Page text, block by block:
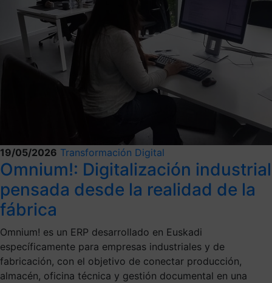
19/05/2026 Transformación Digital
Omnium!: Digitalización industrial
pensada desde la realidad de la
fábrica
Omnium! es un ERP desarrollado en Euskadi
específicamente para empresas industriales y de
fabricación, con el objetivo de conectar producción,
almacén, oficina técnica y gestión documental en una